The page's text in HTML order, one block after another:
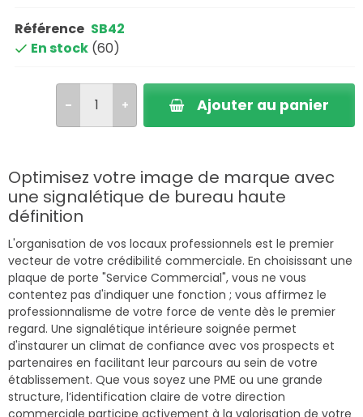
Référence SB42
En stock (60)
Ajouter au panier
Optimisez votre image de marque avec
une signalétique de bureau haute
définition
L'organisation de vos locaux professionnels est le premier
vecteur de votre crédibilité commerciale. En choisissant une
plaque de porte "Service Commercial", vous ne vous
contentez pas d'indiquer une fonction ; vous affirmez le
professionnalisme de votre force de vente dès le premier
regard. Une signalétique intérieure soignée permet
d'instaurer un climat de confiance avec vos prospects et
partenaires en facilitant leur parcours au sein de votre
établissement. Que vous soyez une PME ou une grande
structure, l’identification claire de votre direction
commerciale participe activement à la valorisation de votre